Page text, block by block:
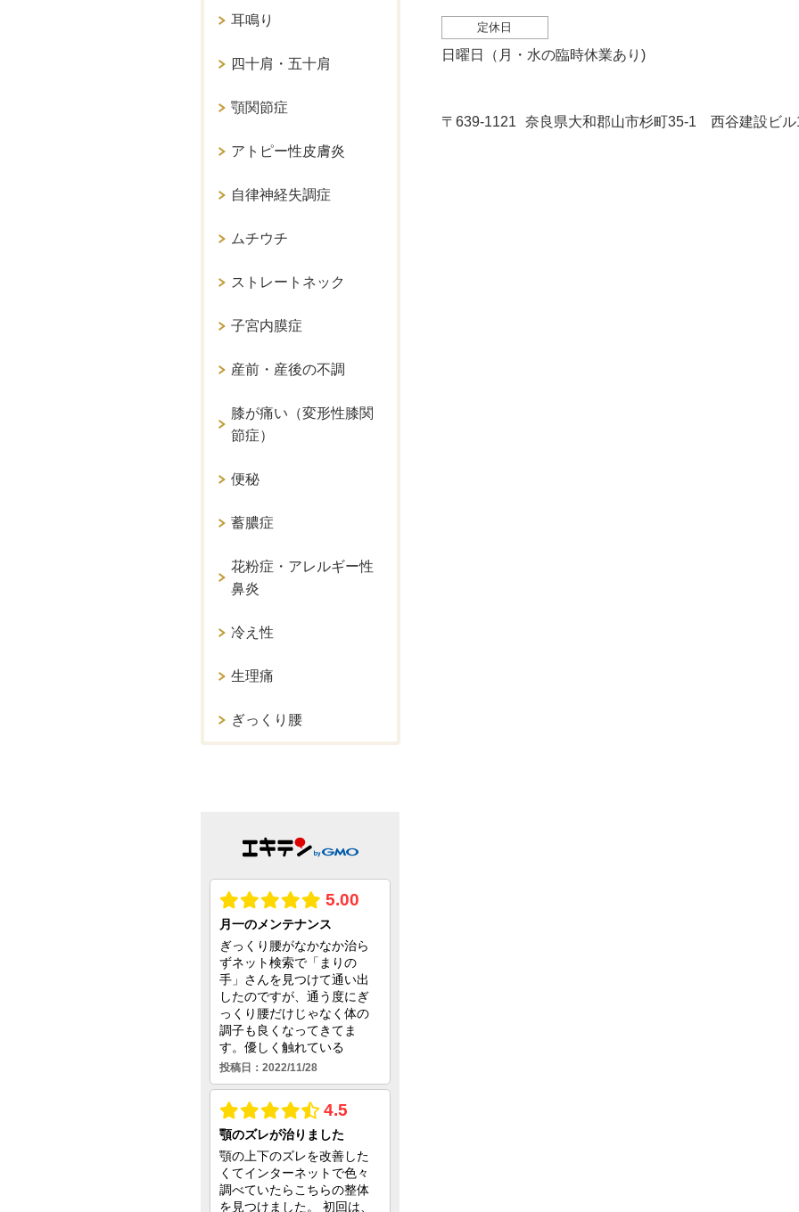
定休日
日曜日（月・水の臨時休業あり)
〒639-1121 奈良県大和郡山市杉町35-1 西谷建
耳鳴り
四十肩・五十肩
顎関節症
アトピー性皮膚炎
自律神経失調症
ムチウチ
ストレートネック
子宮内膜症
産前・産後の不調
膝が痛い（変形性膝関
節症）
便秘
蓄膿症
花粉症・アレルギー性
鼻炎
冷え性
生理痛
ぎっくり腰